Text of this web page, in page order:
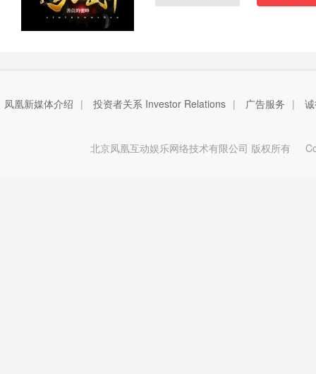
凤凰新媒体介绍 | 投资者关系 Investor Relations | 广告服务 |
北京凤凰互动娱乐网络技术有限公司 版权所有